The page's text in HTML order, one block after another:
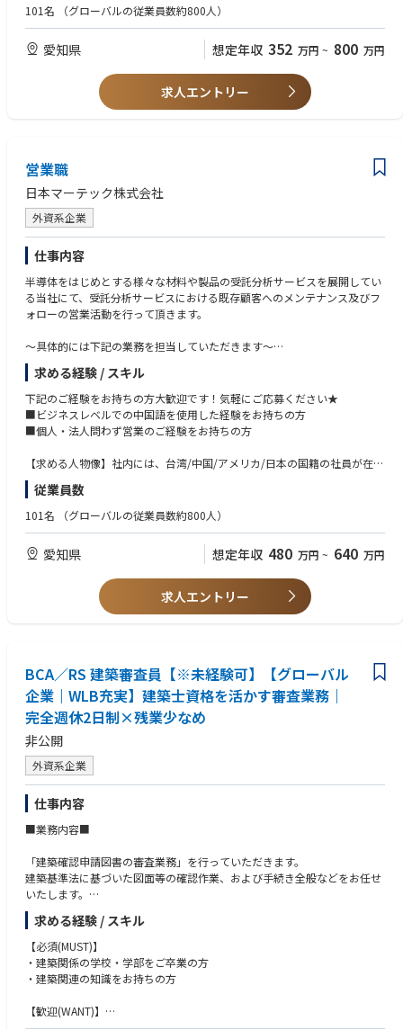
101名 （グローバルの従業員数約800人）
愛知県 想定年収 352 万円 ~ 800 万円
求人エントリー
営業職
日本マーテック株式会社
外資系企業
仕事内容
半導体をはじめとする様々な材料や製品の受託分析サービスを展開してい
る当社にて、受託分析サービスにおける既存顧客へのメンテナンス及びフ
ォローの営業活動を行って頂きます。
～具体的には下記の業務を担当していただきます～
■案件ごとに各拠点(名古屋/熊本/台湾本社/中国)の技術者とお客様との間
に入って頂き、お客様からの分析依頼内容の確認、見積提示、注文書の入
手、分析試料の受け渡し調整、分析レポートの納期管理、レポート提出後
のフォローアップ
■年2-4回、横浜/東京/熊本等での展示会に参加し、お客様のニーズヒアリ
求める経験 / スキル
下記のご経験をお持ちの方大歓迎です！気軽にご応募ください★
■ビジネスレベルでの中国語を使用した経験をお持ちの方
■個人・法人問わず営業のご経験をお持ちの方
【求める人物像】社内には、台湾/中国/アメリカ/日本の国籍の社員が在籍
しており、様々な文化や習慣が入り混じっている環境を受け入れて仕事が
できる方
からの分析依頼を専属で受け、半導体業界を牽引する台湾大手分析企業。
先端機器も導入し今後も拡大予定です。
従業員数
101名 （グローバルの従業員数約800人）
愛知県 想定年収 480 万円 ~ 640 万円
求人エントリー
BCA／RS 建築審査員【※未経験可】【グローバル
企業｜WLB充実】建築士資格を活かす審査業務｜
完全週休2日制×残業少なめ
非公開
外資系企業
仕事内容
■業務内容■
「建築確認申請図書の審査業務」を行っていただきます。
建築基準法に基づいた図面等の確認作業、および手続き全般などをお任せ
いたします。
【具体的には】
●建築確認申請図書の審査業務
●建築基準法や関連法令を踏まえた設計図面・構造計算書のチェック
●設計者や建築主との修正依頼・問い合わせ対応
求める経験 / スキル
【必須(MUST)】
・建築関係の学校・学部をご卒業の方
・建築関連の知識をお持ちの方
【歓迎(WANT)】